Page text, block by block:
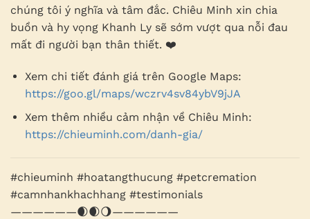
chúng tôi ý nghĩa và tâm đắc. Chiêu Minh xin chia
buồn và hy vọng Khanh Ly sẽ sớm vượt qua nỗi đau
mất đi người bạn thân thiết. ❤️
Xem chi tiết đánh giá trên Google Maps:
https://goo.gl/maps/wczrv4sv84ybV9jJA
Xem thêm nhiều cảm nhận về Chiêu Minh:
https://chieuminh.com/danh-gia/
#chieuminh #hoatangthucung #petcremation
#camnhankhachhang #testimonials
——————🌒🌒🌖——————